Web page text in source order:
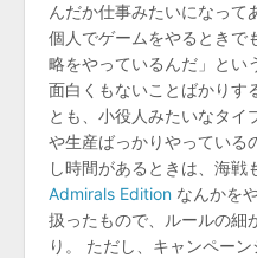
んだか仕事みたいになって
個人でゲームをやるときで
略をやっているんだ」とい
面白くもないことばかりす
とも、小役人みたいなタイ
や生産ばっかりやっている
し時間があるときは、海戦
Admirals Edition なんかを
扱ったもので、ルールの細
り。 ただし、キャンペー